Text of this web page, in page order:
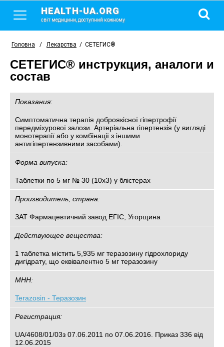
HEALTH-UA.ORG
світ медицини, доступний кожному
Головна / Лекарства / СЕТЕГИС®
СЕТЕГИС® инструкция, аналоги и
состав
Показания:
Симптоматична терапія доброякісної гіпертрофії
передміхурової залози. Артеріальна гіпертензія (у вигляді
монотерапії або у комбінації з іншими
антигіпертензивними засобами).
Форма випуска:
Таблетки по 5 мг № 30 (10х3) у блістерах
Производитель, страна:
ЗАТ Фармацевтичний завод ЕГІС, Угорщина
Действующее вещества:
1 таблетка містить 5,935 мг теразозину гідрохлориду
дигідрату, що еквівалентно 5 мг теразозину
МНН:
Terazosin - Теразозин
Регистрация:
UA/4608/01/03з 07.06.2011 по 07.06.2016. Приказ 336 від
12.06.2015